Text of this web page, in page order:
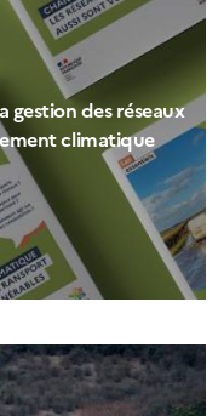
gestion des réseaux
climatique